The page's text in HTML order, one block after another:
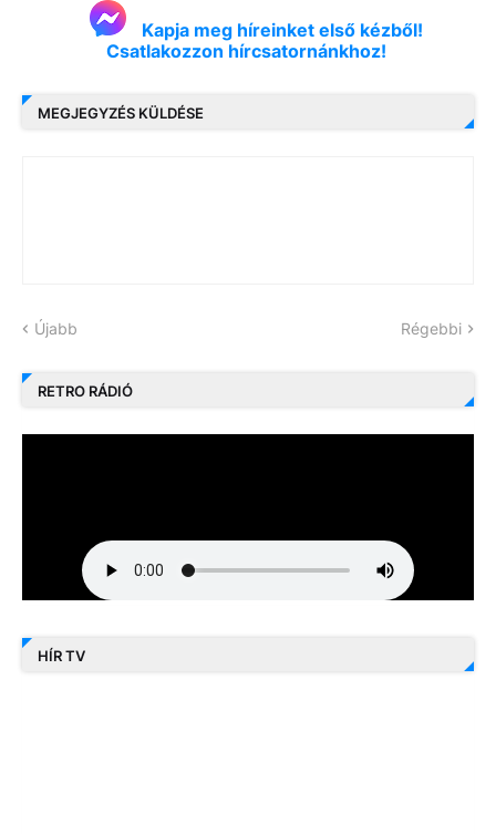
Kapja meg híreinket első kézből!
Csatlakozzon hírcsatornánkhoz!
MEGJEGYZÉS KÜLDÉSE
Újabb Régebbi
RETRO RÁDIÓ
HÍR TV